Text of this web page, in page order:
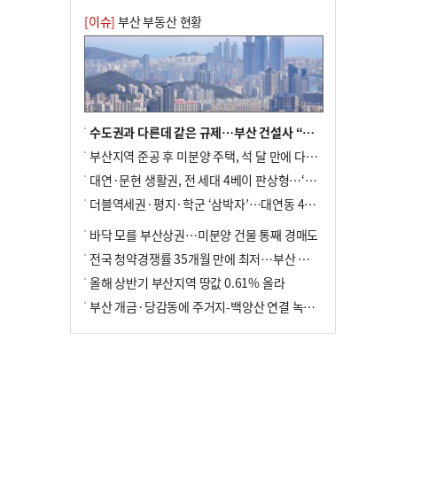
[이슈] 부산 부동산 현황
수도권과 다른데 같은 규제…부산 건설사 “쓰러지기 직전”
부산지역 준공 후 미분양 주택, 석 달 만에 다시 3000가구 넘어서
대연·문현 생활권, 전 세대 4베이 판상형…‘더샵 트리센트’ 내달 분양
더블역세권·평지·학군 ‘삼박자’…대연동 42층 브랜드 단지
바닥 모를 부산상권…미분양 건물 통째 경매도
전국 청약경쟁률 35개월 만에 최저…부산 미분양 ‘적체’ 심화
올해 상반기 부산지역 땅값 0.61% 올라
부산 개금·당감동에 주거지-백양산 연결 녹지 조성